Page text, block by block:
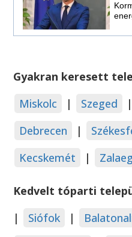
Gyakran keresett
Miskolc
| Szeged |
Debrecen
|
Kecskemét
|
Kedvelt tóparti
|
Siófok |